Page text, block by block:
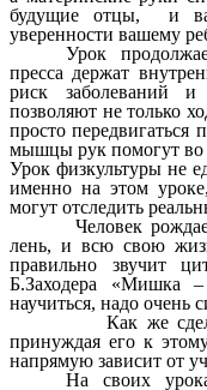
будущие отцы, и
уверенности вашему
Урок
пресса держат
риск заболеваний
позволяют не только
просто
мышцы рук помогут во
Урок физкультуры не
именно на этом
могут отследить
Человек
лень, и всю свою
правильно звучит
Б.Заходера «Мишка
научиться, надо очень
Как же сделать
принуждая его к
напрямую зависит от
На своих